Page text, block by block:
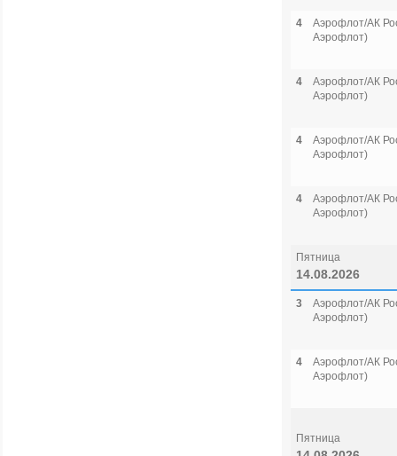
4
Аэрофлот/АК
Аэрофлот)
4
Аэрофлот/АК
Аэрофлот)
4
Аэрофлот/АК
Аэрофлот)
4
Аэрофлот/АК
Аэрофлот)
Пятница
14.08.2026
3
Аэрофлот/АК
Аэрофлот)
4
Аэрофлот/АК
Аэрофлот)
Пятница